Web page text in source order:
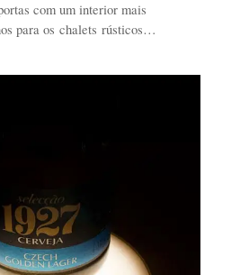
com um interior mais
para os chalets rústicos…